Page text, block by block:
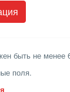
быть не менее
поля.